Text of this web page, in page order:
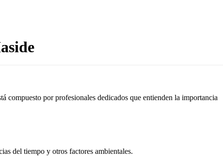
compuesto por profesionales dedicados que entienden la importancia
del tiempo y otros factores ambientales.